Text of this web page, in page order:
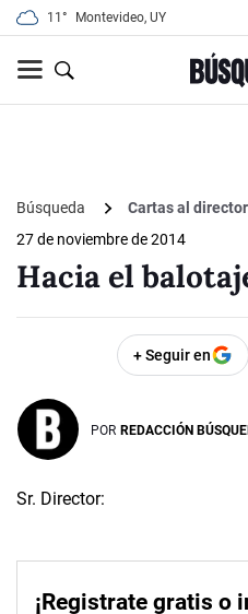
11° Montevideo, UY
Búsqueda
Cartas al director
27 de noviembre de 2014
Hacia el
+ Seguir en
POR REDACCIÓN
Sr. Director:
¡Registrate gratis o